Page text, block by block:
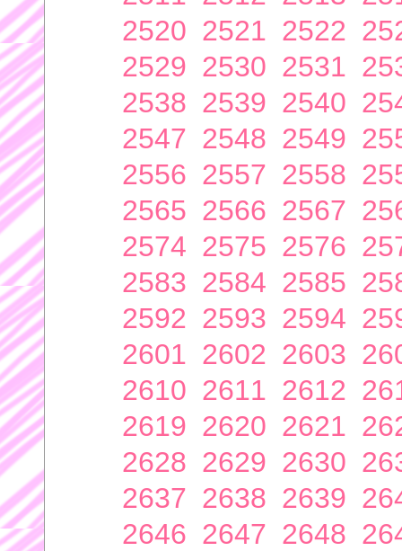
2520 2521 2522
2529 2530 2531
2538 2539 2540
2547 2548 2549
2556 2557 2558
2565 2566 2567
2574 2575 2576
2583 2584 2585
2592 2593 2594
2601 2602 2603
2610 2611 2612
2619 2620 2621
2628 2629 2630
2637 2638 2639
2646 2647 2648